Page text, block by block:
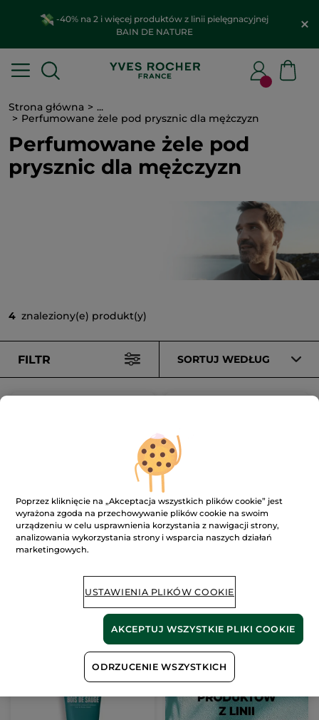
-40% na 2 i więcej produktów z linii pielęgnacyjnej
BAIN DE NATURE
Strona główna
...
Perfumowane żele pod prysznic dla mężczyzn
Perfumowane żele pod
prysznic dla mężczyzn
4 znaleziony(e) produkt(y)
FILTR SORTUJ WEDŁUG
Szampon-żel pod
prysznic Granit BLEU
200 ml
Tubka 200 ml
(131)
DODAJ DO
KOSZYKA
Szampon-żel pod
prysznic
200 ml
59.90 zł
KOSZYKA
-27%
Poprzez kliknięcie na „Akceptacja wszystkich plików cookie” jest
wyrażona zgoda na przechowywanie plików cookie na swoim
urządzeniu w celu usprawnienia korzystania z nawigacji strony,
analizowania wykorzystania strony i wsparcia naszych działań
marketingowych.
USTAWIENIA PLIKÓW COOKIE
ODRZUCENIE WSZYSTKICH
AKCEPTUJ WSZYSTKIE PLIKI COOKIE